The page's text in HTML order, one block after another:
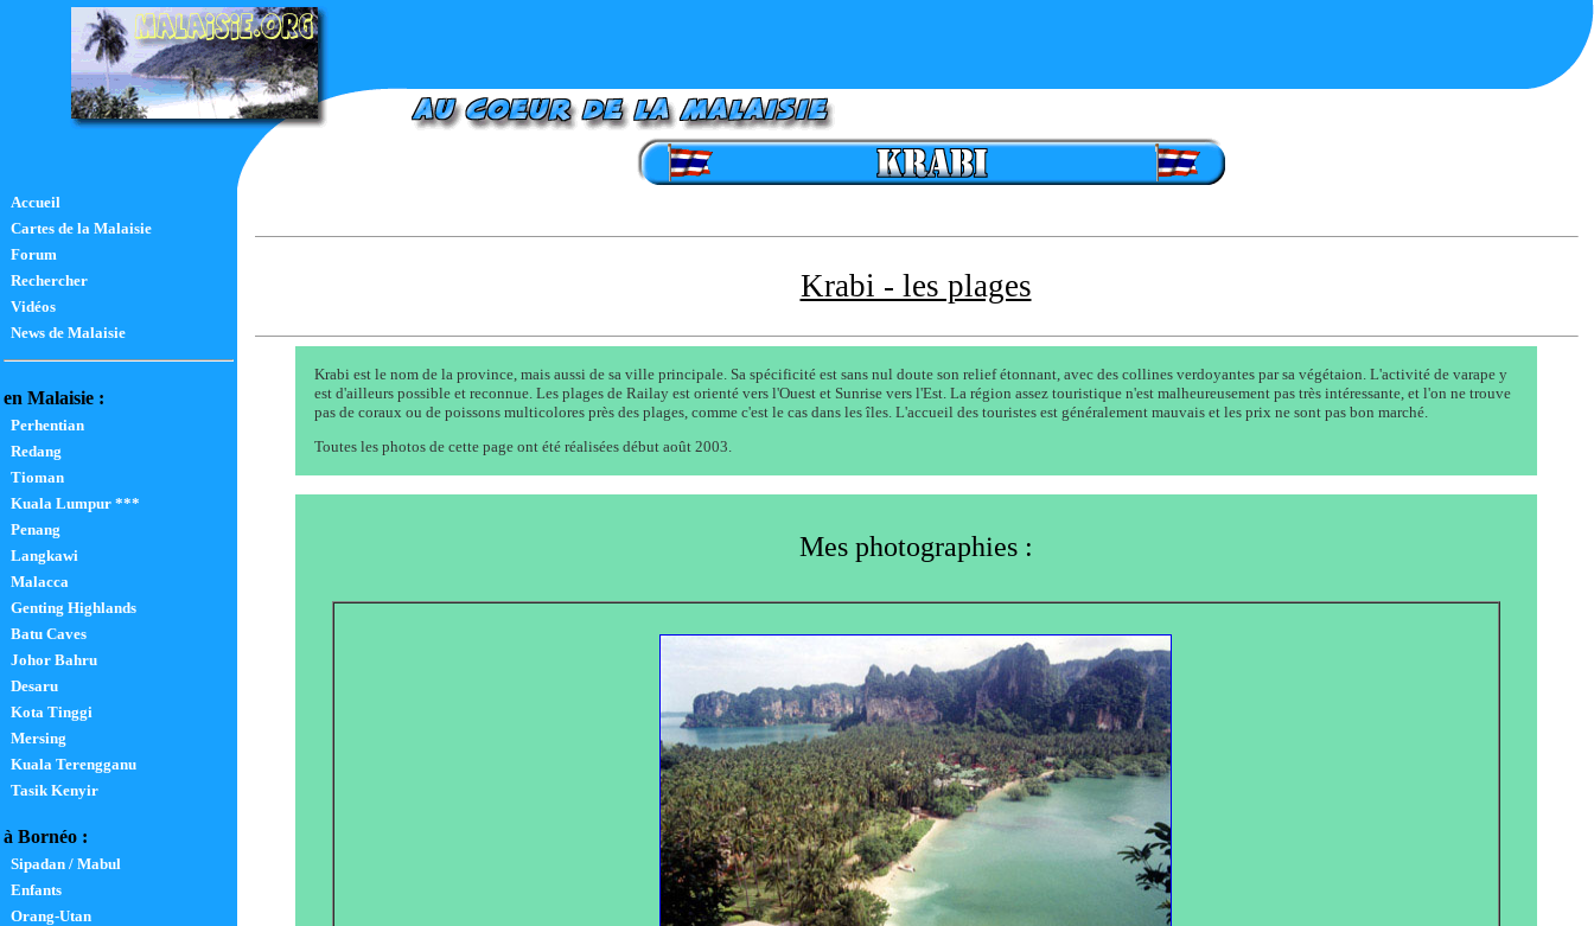
Accueil
Cartes de la Malaisie
Forum
Rechercher
Vidéos
News de Malaisie
en Malaisie :
Perhentian
Redang
Tioman
Kuala Lumpur ***
Penang
Langkawi
Malacca
Genting Highlands
Batu Caves
Johor Bahru
Desaru
Kota Tinggi
Mersing
Kuala Terengganu
Tasik Kenyir
à Bornéo :
Sipadan / Mabul
Enfants
Orang-Utan
Krabi - les plages
Krabi est le nom de la province, mais aussi de sa ville principale. Sa spécificité est sans nul doute son relief étonnant, avec des collines verdoyantes par sa végétaion. L'activité de varape y
est d'ailleurs possible et reconnue. Les plages de Railay est orienté vers l'Ouest et Sunrise vers l'Est. La région assez touristique n'est malheureusement pas très intéressante, et l'on ne trouve
pas de coraux ou de poissons multicolores près des plages, comme c'est le cas dans les îles. L'accueil des touristes est généralement mauvais et les prix ne sont pas bon marché.
Toutes les photos de cette page ont été réalisées début août 2003.
Mes photographies :